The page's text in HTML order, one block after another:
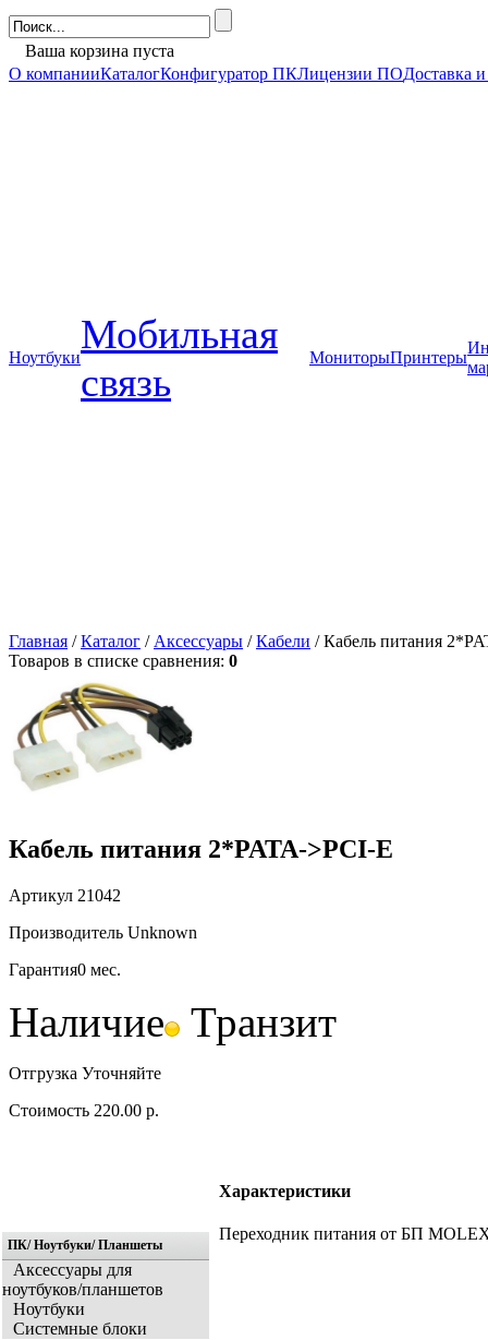
Ваша корзина пуста
О компанииКаталогКонфигуратор ПКЛицензии ПОДоставка
Ноутбуки
Мобильная
связь
МониторыПринтеры
Главная /Каталог / Аксессуары /Кабели / Кабель питания
Товаров в списке сравнения: 0
Кабель питания 2*PATA->PCI-E
Артикул 21042
Производитель Unknown
Гарантия0 мес.
Наличие Транзит
Отгрузка Уточняйте
Стоимость 220.00 р.
Характеристики
Переходник питания от БП
ПК/ Ноутбуки/ Планшеты
Аксессуары для
ноутбуков/планшетов
Ноутбуки
Системные блоки